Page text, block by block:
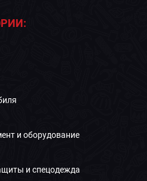
и оборудование
и спецодежда